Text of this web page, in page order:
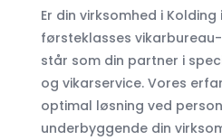
Er din virksomhed i
førsteklasses
står som din partner i
og vikarservice. Vores
optimal løsning ved
underbyggende din